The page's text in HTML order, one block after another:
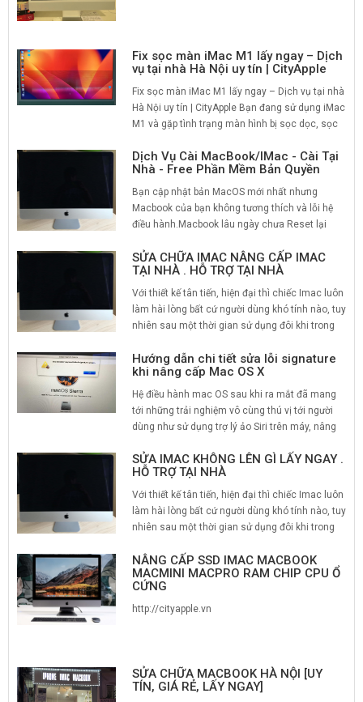
Fix sọc màn iMac M1 lấy ngay – Dịch
vụ tại nhà Hà Nội uy tín | CityApple
Fix sọc màn iMac M1 lấy ngay – Dịch vụ tại nhà
Hà Nội uy tín | CityApple Bạn đang sử dụng iMac
M1 và gặp tình trạng màn hình bị sọc dọc, sọc
phần cứng phổ biến trên iMac M1, ảnh hưởng
đến trải nghiệm làm việc, đặc biệt với dân thiết...
Dịch Vụ Cài MacBook/IMac - Cài Tại
Nhà - Free Phần Mềm Bản Quyền
Bạn cập nhật bản MacOS mới nhất nhưng
Macbook của bạn không tương thích và lỗi hệ
điều hành.Macbook lâu ngày chưa Reset lại
bạn muốn Cài lại Macbook của mình để đạt hiệu
quả tối ưu trong công việc .Chúng tôi ở đây là
để...
SỬA CHỮA IMAC NÂNG CẤP IMAC
TẠI NHÀ . HỖ TRỢ TẠI NHÀ
Với thiết kế tân tiến, hiện đại thì chiếc Imac luôn
làm hài lòng bất cứ người dùng khó tính nào, tuy
nhiên sau một thời gian sử dụng đôi khi trong
bạn lại không lên hình, hay màn hình màu đen
xuất hiện. Khi gặp trường hợp đó, các bạn cần...
Hướng dẫn chi tiết sửa lỗi signature
khi nâng cấp Mac OS X
Hệ điều hành mac OS sau khi ra mắt đã mang
tới những trải nghiệm vô cùng thú vị tới người
dùng như sử dụng trợ lý ảo Siri trên máy, nâng
trình nâng cấp hệ điều hành mac OS X, việc bạn
gặp phải một số lỗi dẫn đến việc ngừng cài đặt
là điều...
SỬA IMAC KHÔNG LÊN GÌ LẤY NGAY .
HỖ TRỢ TẠI NHÀ
Với thiết kế tân tiến, hiện đại thì chiếc Imac luôn
làm hài lòng bất cứ người dùng khó tính nào, tuy
nhiên sau một thời gian sử dụng đôi khi trong
bạn lại không lên hình, hay màn hình màu đen
xuất hiện. Khi gặp trường hợp đó, các bạn cần...
NÂNG CẤP SSD IMAC MACBOOK
MACMINI MACPRO RAM CHIP CPU Ổ
CỨNG
http://cityapple.vn
SỬA CHỮA MACBOOK HÀ NỘI [UY
TÍN, GIÁ RẺ, LẤY NGAY]